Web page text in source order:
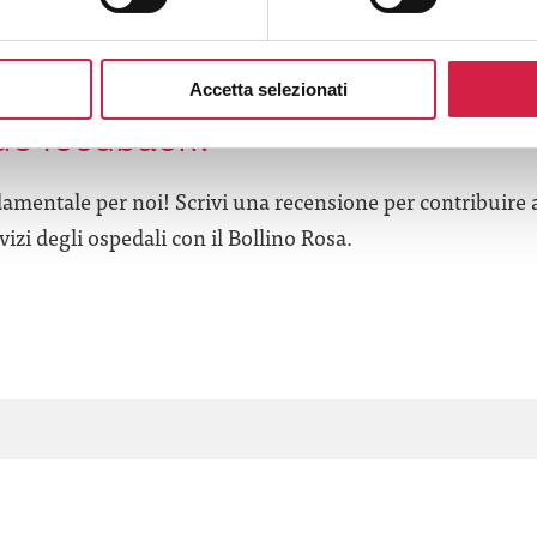
Accetta selezionati
in questa struttura
feedback?
per noi! Scrivi una recensione per contribuire
degli ospedali con il Bollino Rosa.